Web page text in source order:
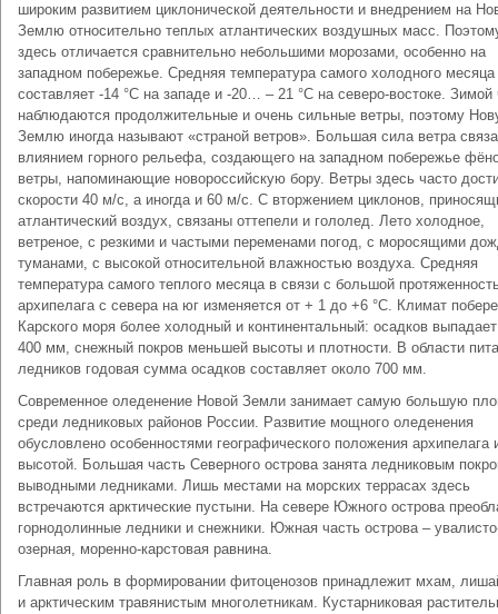
широким развитием циклонической деятельности и внедрением на
Землю относительно теплых атлантических воздушных масс.
здесь отличается сравнительно небольшими морозами, особенно на
западном побережье. Средняя температура самого холодного месяца
составляет -14 °С на западе и -20… – 21 °С на северо-востоке. Зимой
наблюдаются продолжительные и очень сильные ветры, поэтому
Землю иногда называют «страной ветров». Большая сила ветра
влиянием горного рельефа, создающего на западном побережье
ветры, напоминающие новороссийскую бору. Ветры здесь часто
скорости 40 м/с, а иногда и 60 м/с. С вторжением циклонов,
атлантический воздух, связаны оттепели и гололед. Лето холодное,
ветреное, с резкими и частыми переменами погод, с моросящими
туманами, с высокой относительной влажностью воздуха. Средняя
температура самого теплого месяца в связи с большой
архипелага с севера на юг изменяется от + 1 до +6 °С. Климат
Карского моря более холодный и континентальный: осадков
400 мм, снежный покров меньшей высоты и плотности. В области
ледников годовая сумма осадков составляет около 700 мм.
Современное оледенение Новой Земли занимает самую большую
среди ледниковых районов России. Развитие мощного оледенения
обусловлено особенностями географического положения архипелага
высотой. Бoльшая часть Северного острова занята ледниковым
выводными ледниками. Лишь местами на морских террасах здесь
встречаются арктические пустыни. На севере Южного острова
горнодолинные ледники и снежники. Южная часть острова –
озерная, моренно-карстовая равнина.
Главная роль в формировании фитоценозов принадлежит мхам,
и арктическим травянистым многолетникам. Кустарниковая